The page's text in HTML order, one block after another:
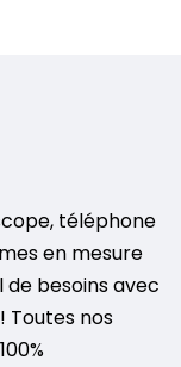
téléphone
en mesure
besoins avec
Toutes nos